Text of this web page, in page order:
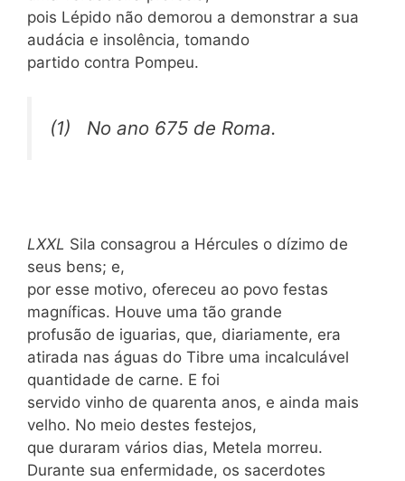
pois Lépido não demorou a demonstrar a sua
audácia e insolência, tomando
partido contra Pompeu.
(1) No ano 675 de Roma.
LXXL Sila consagrou a Hércules o dízimo de
seus bens; e,
por esse motivo, ofereceu ao povo festas
magníficas. Houve uma tão grande
profusão de iguarias, que, diariamente, era
atirada nas águas do Tibre uma incalculável
quantidade de carne. E foi
servido vinho de quarenta anos, e ainda mais
velho. No meio destes festejos,
que duraram vários dias, Metela morreu.
Durante sua enfermidade, os sacerdotes